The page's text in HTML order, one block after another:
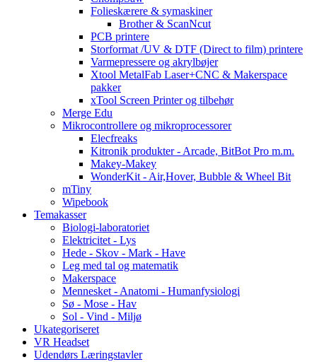
Folieskærere & symaskiner
Brother & ScanNcut
PCB printere
Storformat /UV & DTF (Direct to film) printere
Varmepressere og akrylbøjer
Xtool MetalFab Laser+CNC & Makerspace
pakker
xTool Screen Printer og tilbehør
Merge Edu
Mikrocontrollere og mikroprocessorer
Elecfreaks
Kitronik produkter - Arcade, BitBot Pro m.m.
Makey-Makey
WonderKit - Air,Hover, Bubble & Wheel Bit
mTiny
Wipebook
Temakasser
Biologi-laboratoriet
Elektricitet - Lys
Hede - Skov - Mark - Have
Leg med tal og matematik
Makerspace
Mennesket - Anatomi - Humanfysiologi
Sø - Mose - Hav
Sol - Vind - Miljø
Ukategoriseret
VR Headset
Udendørs Læringstavler